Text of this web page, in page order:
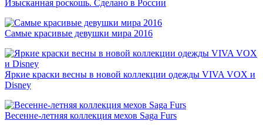
Изысканная роскошь. Сделано в России
Самые красивые девушки мира 2016
Яркие краски весны в новой коллекции одежды VIVA VOX и
Disney
Весенне-летняя коллекция мехов Saga Furs